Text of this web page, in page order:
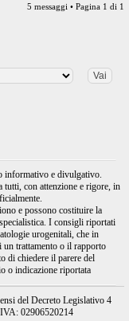
5 messaggi • Pagina 1 di 1
informativo e divulgativo.
con attenzione e rigore, in
e possono costituire la
I consigli riportati
urogenitali, che in
un trattamento o il rapporto
di chiedere il parere del
o indicazione riportata
del Decreto Legislativo 4
02906520214